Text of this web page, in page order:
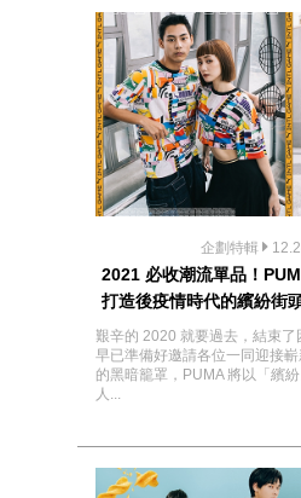
企劃特輯
2021 必收潮流單品！
打造後疫情時代的繽紛街
艱辛的 2020 就要過去，結束
早已準備好邀請各位一同迎接
的黑暗籠罩，PUMA 將以「繽
人...